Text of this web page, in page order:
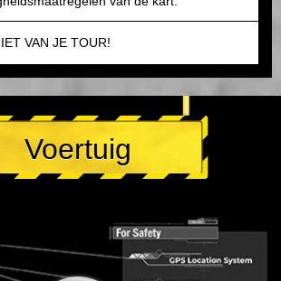
VAN JE TOUR!
Voertuig